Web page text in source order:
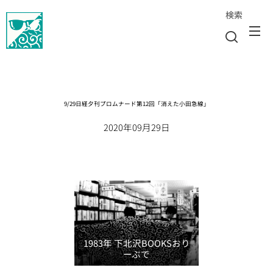
検索
9/29日経夕刊プロムナード第12回「消えた小田急線」
2020年09月29日
1983年 下北沢BOOKSおり
ーぶで